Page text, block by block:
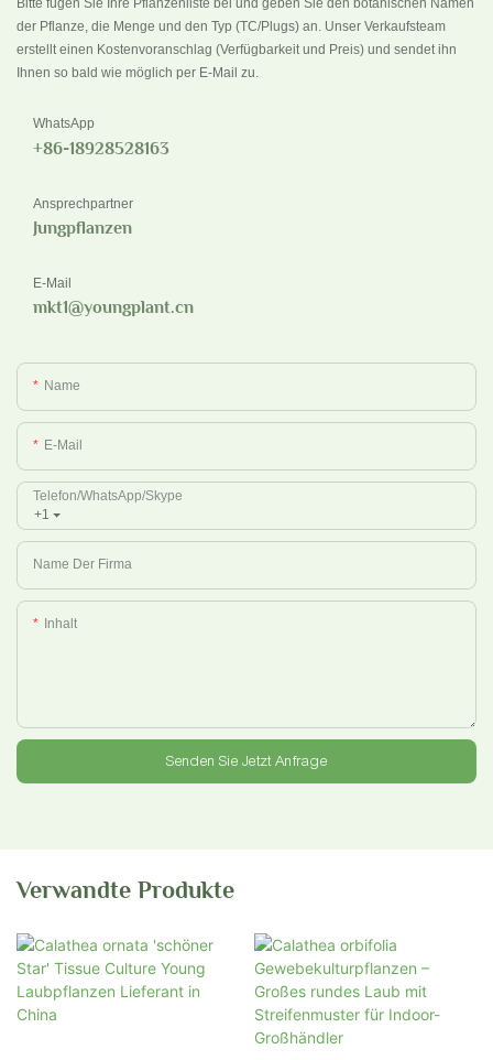
Bitte fügen Sie Ihre Pflanzenliste bei und geben Sie den botanischen Namen
der Pflanze, die Menge und den Typ (TC/Plugs) an. Unser Verkaufsteam
erstellt einen Kostenvoranschlag (Verfügbarkeit und Preis) und sendet ihn
Ihnen so bald wie möglich per E-Mail zu.
WhatsApp
+86-18928528163
Ansprechpartner
Jungpflanzen
E-Mail
mkt1@youngplant.cn
Name
E-Mail
+1
Telefon/WhatsApp/Skype
Name Der Firma
Inhalt
Senden Sie Jetzt Anfrage
Verwandte Produkte